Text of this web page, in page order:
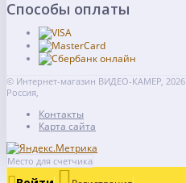
Способы оплаты
© Интернет-магазин ВИДЕО-КАМЕР, 2026
Россия,
Контакты
Карта сайта
Место для счетчика